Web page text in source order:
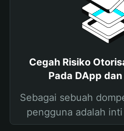
Cegah Risiko
Pada DApp
Sebagai sebuah
pengguna adalah